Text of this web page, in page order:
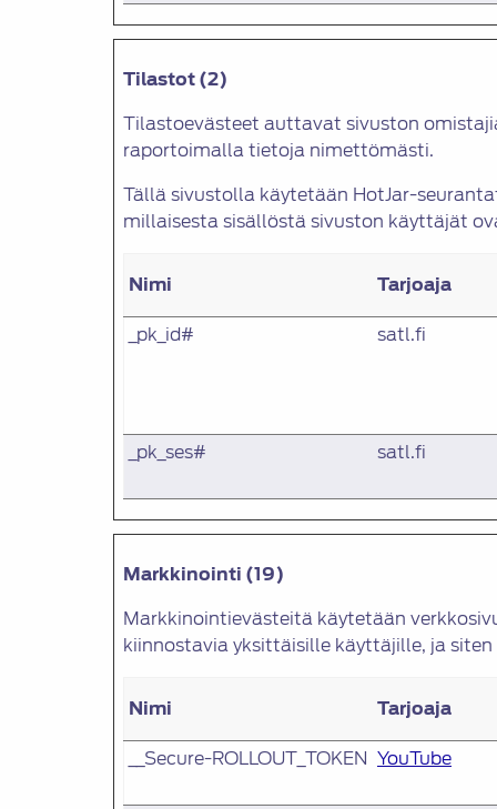
Tilastot (2)
Tilastoevästeet auttavat sivuston
raportoimalla tietoja nimettömästi.
Tällä sivustolla käytetään HotJar-
millaisesta sisällöstä sivuston käyttäjät
Nimi
Tarjoaja
_pk_id#
satl.fi
_pk_ses# satl.fi
Markkinointi (19)
Markkinointievästeitä käytetään
kiinnostavia yksittäisille käyttäjille, ja
Nimi
Tarjoaja
__Secure-ROLLOUT_TOKEN YouTube